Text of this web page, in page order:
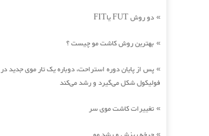
» دو روش FUT یاFIT
» بهترین روش کاشت مو چیست ؟
» پس از پایان دوره استراحت، دوباره یک تار موی جدید در
فولیکول شکل می‌گیرد و رشد می‌کند
» تغییرات کاشت موی سر
»